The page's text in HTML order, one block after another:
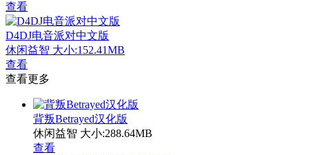
查看
D4DJ电音派对中文版
休闲益智 大小:152.41MB
查看
查看更多
背叛Betrayed汉化版
休闲益智 大小:288.64MB
查看